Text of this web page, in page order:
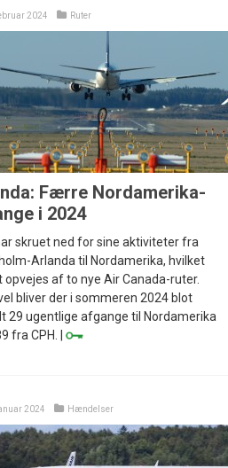
2024 Ruter
Færre Nordamerika-
i 2024
skruet ned for sine aktiviteter fra
Arlanda til Nordamerika, hvilket
opvejes af to nye Air Canada-ruter.
bliver der i sommeren 2024 blot
29 ugentlige afgange til Nordamerika
fra CPH. |
2024 Hændelser